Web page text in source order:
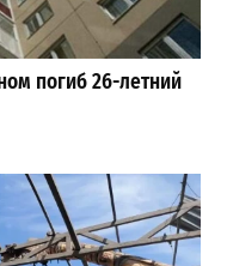
погиб 26-летний